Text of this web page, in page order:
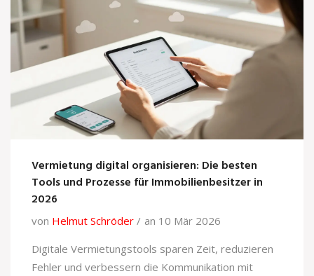
Vermietung digital organisieren: Die besten
Tools und Prozesse für Immobilienbesitzer in
2026
von Helmut Schröder
an 10 Mär 2026
Digitale Vermietungstools sparen Zeit, reduzieren
Fehler und verbessern die Kommunikation mit